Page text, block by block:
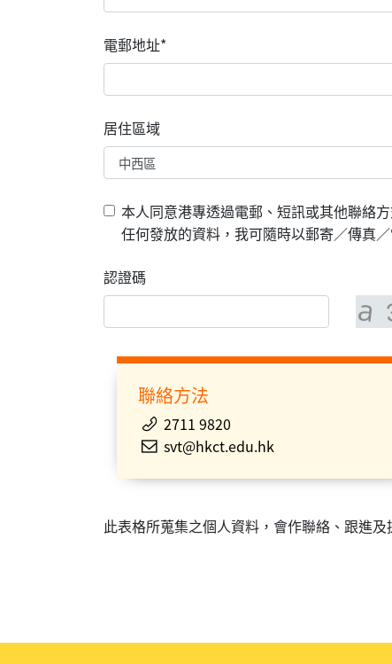
電郵地址*
居住區域
本人同意港專透過電郵、短訊或其他聯絡
任何發放的資料，我可隨時以郵寄／傳真
認證碼
聯絡方法
2711 9820
svt@hkct.edu.hk
此表格所蒐集之個人資料，會作聯絡、跟進及